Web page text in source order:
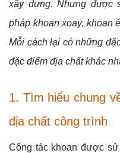
xây dựng. Nhưng được
pháp khoan xoay, khoan
Mỗi cách lại có những
đặc điểm địa chất khác
1. Tìm hiểu chung
địa chất công trình
Công tác khoan được